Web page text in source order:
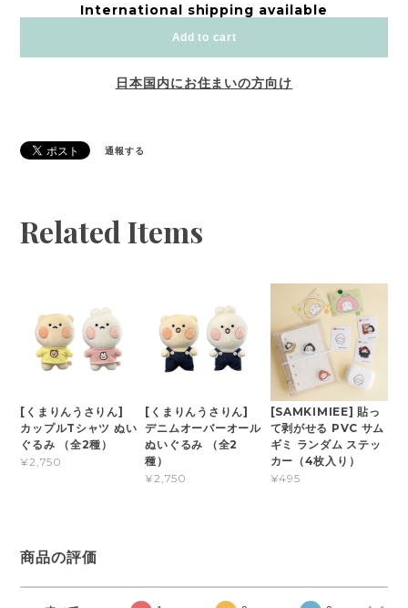
International shipping available
Add to cart
日本国内にお住まいの方向け
通報する
Related Items
[くまりんうさりん]
カップルTシャツ ぬい
ぐるみ （全2種）
¥2,750
[くまりんうさりん]
デニムオーバーオール
ぬいぐるみ （全2
種）
¥2,750
[SAMKIMIEE] 貼っ
て剥がせる PVC サム
ギミ ランダム ステッ
カー（4枚入り）
¥495
商品の評価